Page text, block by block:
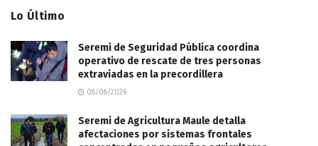
Lo Último
Seremi de Seguridad Pública coordina
operativo de rescate de tres personas
extraviadas en la precordillera
08/08/2026
Seremi de Agricultura Maule detalla
afectaciones por sistemas frontales